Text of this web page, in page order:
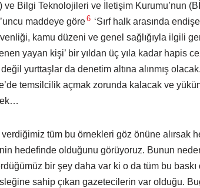
ve Bilgi Teknolojileri ve İletişim Kurumu’nun
maddeye göre6 ‘Sırf halk arasında
kamu düzeni ve genel sağlığıyla ilgili
yayan kişi’ bir yıldan üç yıla kadar hapis
yurttaşlar da denetim altına alınmış
temsilcilik açmak zorunda kalacak ve
tüm bu örnekleri göz önüne alırsak
hedefinde olduğunu görüyoruz. Bunun
bir şey daha var ki o da tüm bu
sahip çıkan gazetecilerin var olduğu.